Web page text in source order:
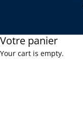
Votre panier
Your cart is empty.